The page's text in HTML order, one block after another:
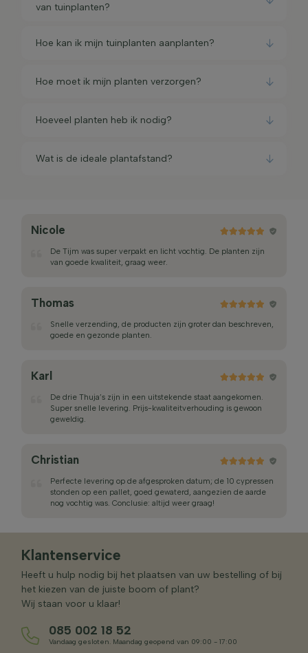
van tuinplanten?
Hoe kan ik mijn tuinplanten aanplanten?
Hoe moet ik mijn planten verzorgen?
Hoeveel planten heb ik nodig?
Wat is de ideale plantafstand?
Nicole
De Tijm was super verpakt en licht vochtig. De planten zijn
van goede kwaliteit, graag weer.
Thomas
Snelle verzending, de producten zijn groter dan beschreven,
goede en gezonde planten.
Karl
De drie Thuja’s zijn in een uitstekende staat aangekomen.
Super snelle levering. Prijs-kwaliteitverhouding is gewoon
geweldig.
Christian
Perfecte levering op de afgesproken datum; de 10 cypressen
stonden op een pallet, goed gewaterd, aangezien de aarde
nog vochtig was. Conclusie: altijd weer graag!
Klantenservice
Heeft u hulp nodig bij het plaatsen van uw bestelling of bij
het kiezen van de juiste boom of plant?
Wij staan voor u klaar!
085 002 18 52
Vandaag gesloten. Maandag geopend van 09:00 - 17:00